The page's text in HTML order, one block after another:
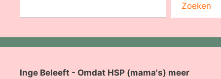
Zoeken
Inge Beleeft - Omdat HSP (mama's) meer